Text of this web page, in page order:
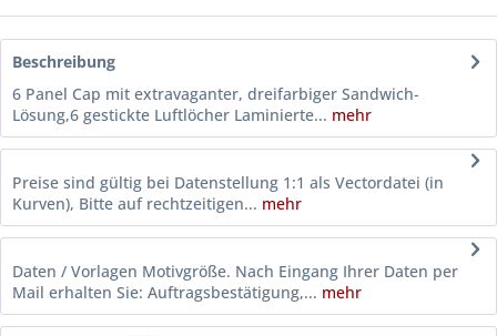
Beschreibung
6 Panel Cap mit extravaganter, dreifarbiger Sandwich-
Lösung,6 gestickte Luftlöcher Laminierte... mehr
Preise sind gültig bei Datenstellung 1:1 als Vectordatei (in
Kurven), Bitte auf rechtzeitigen... mehr
Daten / Vorlagen Motivgröße. Nach Eingang Ihrer Daten per
Mail erhalten Sie: Auftragsbestätigung,... mehr